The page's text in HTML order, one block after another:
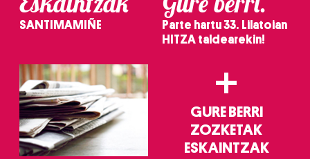
SANTIMAMIÑE
Parte hartu 33. Lilatoian
HITZA taldearekin!
+
GURE BERRI
ZOZKETAK
ESKAINTZAK